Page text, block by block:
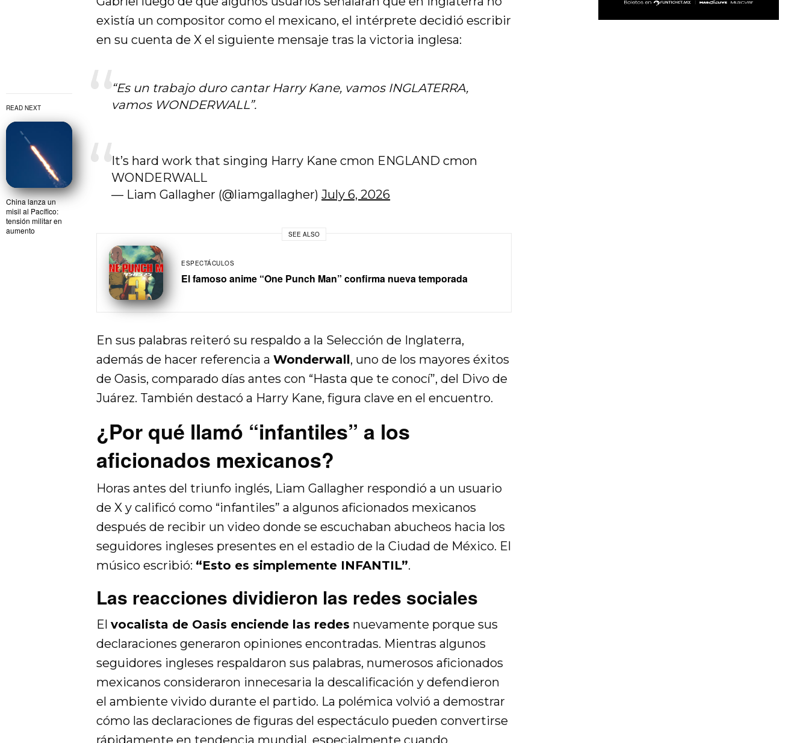
READ NEXT
China lanza un
misil al Pacífico:
tensión militar en
aumento
existía un compositor como el mexicano, el intérprete decidió escribir
en su cuenta de X el siguiente mensaje tras la victoria inglesa:
“Es un trabajo duro cantar Harry Kane, vamos INGLATERRA,
vamos WONDERWALL”.
It’s hard work that singing Harry Kane cmon ENGLAND cmon
WONDERWALL
— Liam Gallagher (@liamgallagher)July 6, 2026
SEE ALSO
ESPECTÁCULOS
El famoso anime “One Punch Man” confirma nueva temporada
En sus palabras reiteró su respaldo a la Selección de Inglaterra,
además de hacer referencia aWonderwall, uno de los mayores éxitos
de Oasis, comparado días antes con “Hasta que te conocí”, del Divo de
Juárez. También destacó a Harry Kane, figura clave en el encuentro.
¿Por qué llamó “infantiles” a los
aficionados mexicanos?
Horas antes del triunfo inglés, Liam Gallagher respondió a un usuario
de X y calificó como “infantiles” a algunos aficionados mexicanos
después de recibir un video donde se escuchaban abucheos hacia los
seguidores ingleses presentes en el estadio de la Ciudad de México. El
músico escribió: “Esto es simplemente INFANTIL”.
Las reacciones dividieron las redes sociales
Elvocalista de Oasis enciende las redes nuevamente porque sus
declaraciones generaron opiniones encontradas. Mientras algunos
seguidores ingleses respaldaron sus palabras, numerosos aficionados
mexicanos consideraron innecesaria la descalificación y defendieron
el ambiente vivido durante el partido. La polémica volvió a demostrar
cómo las declaraciones de figuras del espectáculo pueden convertirse
rápidamente en tendencia mundial, especialmente cuando